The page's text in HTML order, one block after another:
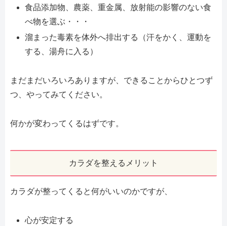
食品添加物、農薬、重金属、放射能の影響のない食
べ物を選ぶ・・・
溜まった毒素を体外へ排出する（汗をかく、運動を
する、湯舟に入る）
まだまだいろいろありますが、できることからひとつず
つ、やってみてください。
何かが変わってくるはずです。
カラダを整えるメリット
カラダが整ってくると何がいいのかですが、
心が安定する